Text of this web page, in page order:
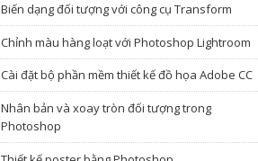
Biến dạng đối tượng với công cụ Transform
Chỉnh màu hàng loạt với Photoshop Lightroom
Cài đặt bộ phần mềm thiết kế đồ họa Adobe CC
Nhân bản và xoay tròn đối tượng trong
Photoshop